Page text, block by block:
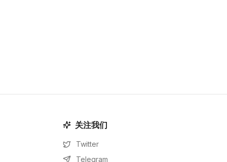
关注我们
Twitter
Telegram